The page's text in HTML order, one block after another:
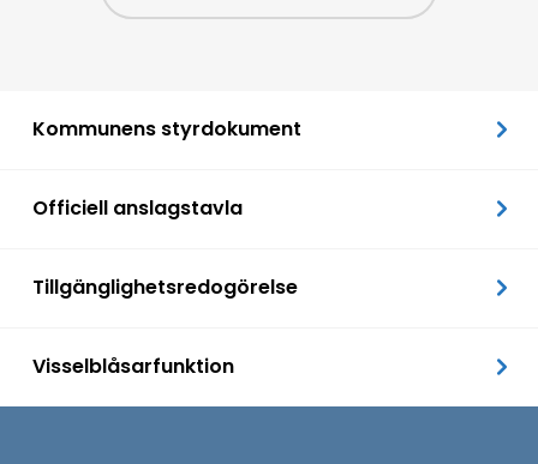
Kommunens styrdokument
Officiell anslagstavla
Tillgänglighetsredogörelse
Visselblåsarfunktion